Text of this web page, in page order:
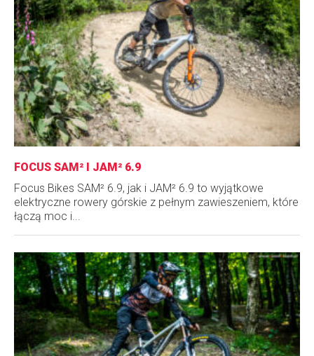
FOCUS SAM² I JAM² 6.9
Focus Bikes SAM² 6.9, jak i JAM² 6.9 to wyjątkowe
elektryczne rowery górskie z pełnym zawieszeniem, które
łączą moc i...